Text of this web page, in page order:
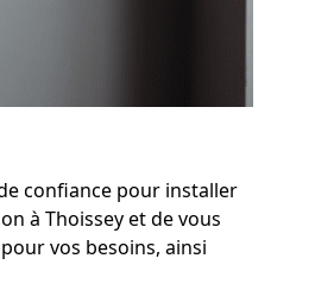
confiance pour installer
à Thoissey et de vous
vos besoins, ainsi